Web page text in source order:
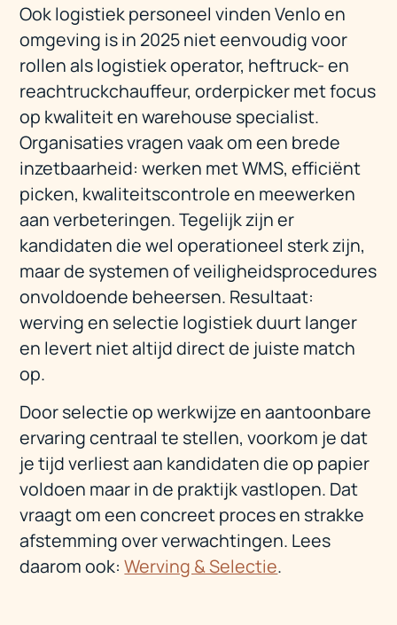
Ook logistiek personeel vinden Venlo en
omgeving is in 2025 niet eenvoudig voor
rollen als logistiek operator, heftruck- en
reachtruckchauffeur, orderpicker met focus
op kwaliteit en warehouse specialist.
Organisaties vragen vaak om een brede
inzetbaarheid: werken met WMS, efficiënt
picken, kwaliteitscontrole en meewerken
aan verbeteringen. Tegelijk zijn er
kandidaten die wel operationeel sterk zijn,
maar de systemen of veiligheidsprocedures
onvoldoende beheersen. Resultaat:
werving en selectie logistiek duurt langer
en levert niet altijd direct de juiste match
op.
Door selectie op werkwijze en aantoonbare
ervaring centraal te stellen, voorkom je dat
je tijd verliest aan kandidaten die op papier
voldoen maar in de praktijk vastlopen. Dat
vraagt om een concreet proces en strakke
afstemming over verwachtingen. Lees
daarom ook:Werving & Selectie.